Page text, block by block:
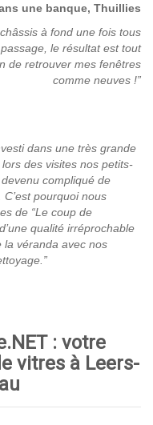
une banque, Thuillies
à fond une fois tous
le résultat est tout
de retrouver mes fenêtres
comme neuves !”
dans une très grande
des visites nos petits-
compliqué de
pourquoi nous
de “Le coup de
qualité irréprochable
la véranda avec nos
: votre
vitres à Leers-